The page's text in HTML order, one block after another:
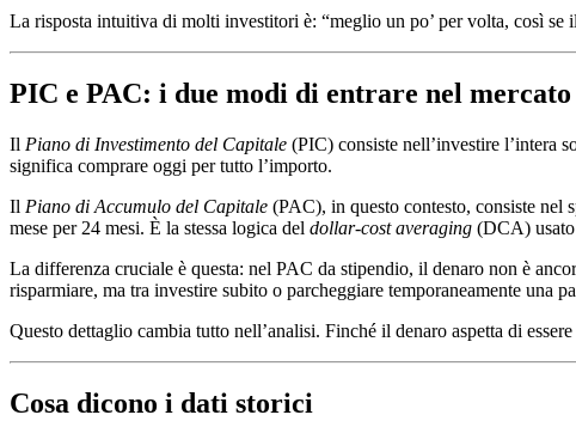
La risposta intuitiva di molti investitori è: “meglio un po’ per volta, così
PIC e PAC: i due modi di entrare nel mercato
Il Piano di Investimento del Capitale (PIC) consiste nell’investire l’intera
significa comprare oggi per tutto l’importo.
Il Piano di Accumulo del Capitale (PAC), in questo contesto, consiste nel
mese per 24 mesi. È la stessa logica del dollar-cost averaging (DCA)
La differenza cruciale è questa: nel PAC da stipendio, il denaro non è
risparmiare, ma tra investire subito o parcheggiare temporaneamente una
Questo dettaglio cambia tutto nell’analisi. Finché il denaro aspetta di
Cosa dicono i dati storici